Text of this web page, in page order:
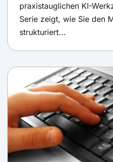
praxistauglichen KI-
Serie zeigt, wie Sie den
strukturiert...